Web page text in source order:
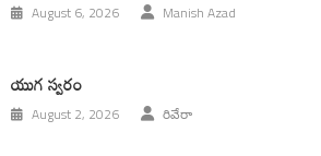
August 6, 2026 Manish Azad
యుగ స్వ‌రం
August 2, 2026 రివేరా